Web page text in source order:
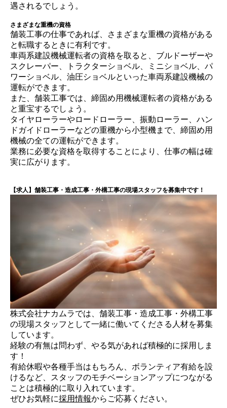
遇されるでしょう。
さまざまな重機の資格
舗装工事の仕事であれば、さまざまな重機の資格がある
と転職するときに有利です。
車両系建設機械運転者の資格を取ると、ブルドーザーや
スクレーパー、トラクターショベル、ミニショベル、パ
ワーショベル、油圧ショベルといった車両系建設機械の
運転ができます。
また、舗装工事では、締固め用機械運転者の資格がある
と重宝するでしょう。
タイヤローラーやロードローラー、振動ローラー、ハン
ドガイドローラーなどの重機から小型機まで、締固め用
機械の全ての運転ができます。
業務に必要な資格を取得することにより、仕事の幅は確
実に広がります。
【求人】舗装工事・造成工事・外構工事の現場スタッフを募集中です！
株式会社ナカムラでは、舗装工事・造成工事・外構工事
の現場スタッフとして一緒に働いてくださる人材を募集
しています。
経験の有無は問わず、やる気があれば積極的に採用しま
す！
有給休暇や各種手当はもちろん、ボランティア有給を設
けるなど、スタッフのモチベーションアップにつながる
ことは積極的に取り入れています。
ぜひお気軽に採用情報からご応募ください。